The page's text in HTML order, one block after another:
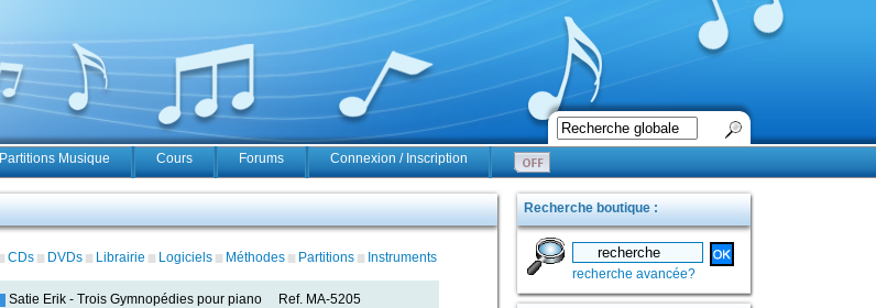
Partitions Musique Cours Forums Connexion / Inscription
CDs DVDs Librairie Logiciels Méthodes Partitions Instruments
Satie Erik- Trois Gymnopédies pour pianoRef. MA-5205
Recherche boutique :
recherche avancée?